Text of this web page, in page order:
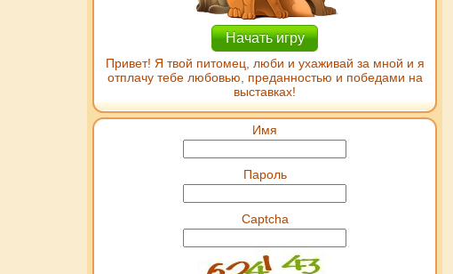
Начать игру
Привет! Я твой питомец, люби и ухаживай за мной и я
отплачу тебе любовью, преданностью и победами на
выставках!
Имя
Пароль
Captcha